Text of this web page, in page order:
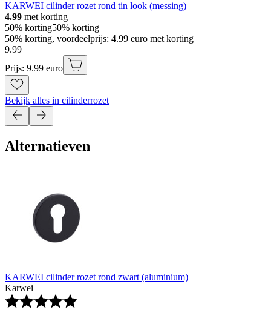
KARWEI cilinder rozet rond tin look (messing)
4.99 met korting
50% korting50% korting
50% korting, voordeelprijs: 4.99 euro met korting
9.99
Prijs: 9.99 euro
Bekijk alles in cilinderrozet
Alternatieven
KARWEI cilinder rozet rond zwart (aluminium)
Karwei